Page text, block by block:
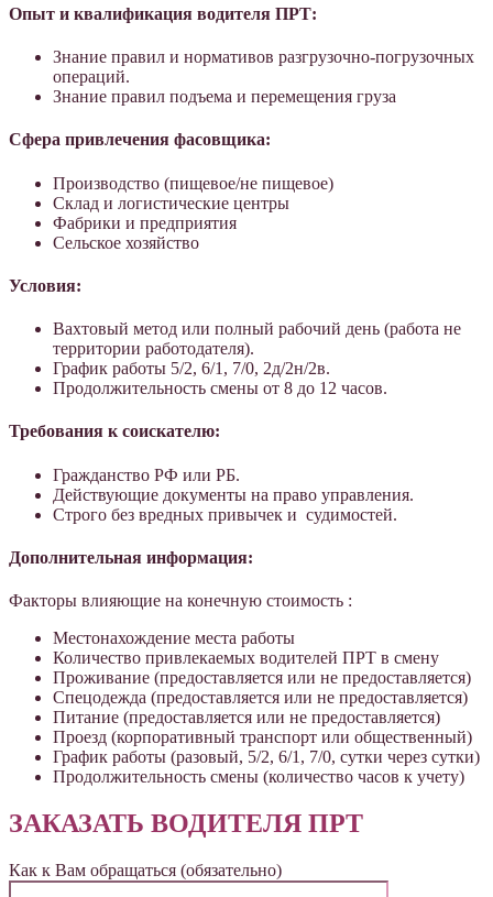
Опыт и квалификация водителя ПРТ:
Знание правил и нормативов разгрузочно-погрузочных
операций.
Знание правил подъема и перемещения груза
Сфера привлечения фасовщика:
Производство (пищевое/не пищевое)
Склад и логистические центры
Фабрики и предприятия
Сельское хозяйство
Условия:
Вахтовый метод или полный рабочий день (работа не
территории работодателя).
График работы 5/2, 6/1, 7/0, 2д/2н/2в.
Продолжительность смены от 8 до 12 часов.
Требования к соискателю:
Гражданство РФ или РБ.
Действующие документы на право управления.
Строго без вредных привычек и судимостей.
Дополнительная информация:
Факторы влияющие на конечную стоимость :
Местонахождение места работы
Количество привлекаемых водителей ПРТ в смену
Проживание (предоставляется или не предоставляется)
Спецодежда (предоставляется или не предоставляется)
Питание (предоставляется или не предоставляется)
Проезд (корпоративный транспорт или общественный)
График работы (разовый, 5/2, 6/1, 7/0, сутки через сутки)
Продолжительность смены (количество часов к учету)
ЗАКАЗАТЬ ВОДИТЕЛЯ ПРТ
Как к Вам обращаться (обязательно)